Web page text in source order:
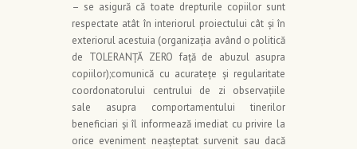
– se asigură că toate drepturile copiilor sunt
respectate atât în interiorul proiectului cât şi în
exteriorul acestuia (organizaţia având o politică
de TOLERANŢĂ ZERO faţă de abuzul asupra
copiilor);comunică cu acurateţe şi regularitate
coordonatorului centrului de zi observaţiile
sale asupra comportamentului tinerilor
beneficiari şi îl informează imediat cu privire la
orice eveniment neaşteptat survenit sau dacă